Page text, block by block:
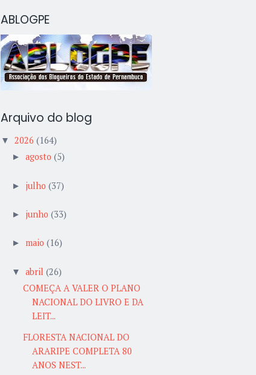
ABLOGPE
Arquivo do blog
▼ 2026 (164)
► agosto (5)
► julho (37)
► junho (33)
► maio (16)
▼ abril (26)
COMEÇA A VALER O PLANO
NACIONAL DO LIVRO E DA
LEIT...
FLORESTA NACIONAL DO
ARARIPE COMPLETA 80
ANOS NEST...